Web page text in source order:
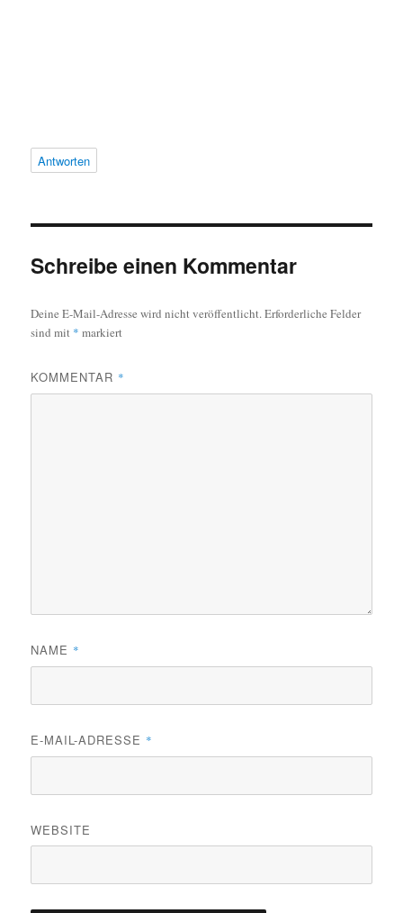
Antworten
Schreibe einen Kommentar
Deine E-Mail-Adresse wird nicht veröffentlicht.Erforderliche Felder
sind mit * markiert
KOMMENTAR *
NAME *
E-MAIL-ADRESSE *
WEBSITE